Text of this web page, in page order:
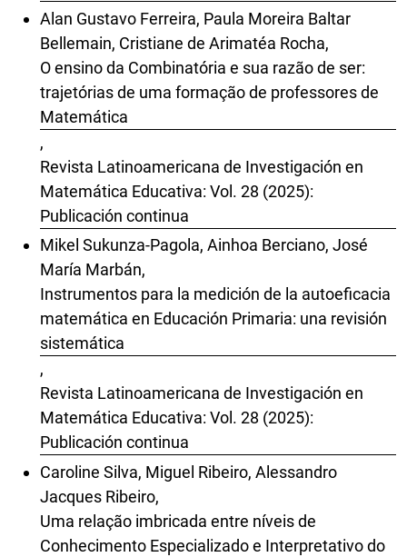
Alan Gustavo Ferreira, Paula Moreira Baltar
Bellemain, Cristiane de Arimatéa Rocha,
O ensino da Combinatória e sua razão de ser:
trajetórias de uma formação de professores de
Matemática
,
Revista Latinoamericana de Investigación en
Matemática Educativa: Vol. 28 (2025):
Publicación continua
Mikel Sukunza-Pagola, Ainhoa Berciano, José
María Marbán,
Instrumentos para la medición de la autoeficacia
matemática en Educación Primaria: una revisión
sistemática
,
Revista Latinoamericana de Investigación en
Matemática Educativa: Vol. 28 (2025):
Publicación continua
Caroline Silva, Miguel Ribeiro, Alessandro
Jacques Ribeiro,
Uma relação imbricada entre níveis de
Conhecimento Especializado e Interpretativo do